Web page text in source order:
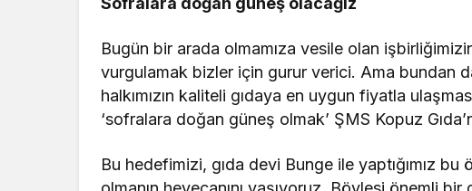
Bugün bir arada olmamıza vesile olan
vurgulamak bizler için gurur verici. Ama bundan
halkımızın kaliteli gıdaya en uygun fiyatla
‘sofralara doğan güneş olmak’ ŞMS Kopuz
Bu hedefimizi, gıda devi Bunge ile yaptığımız